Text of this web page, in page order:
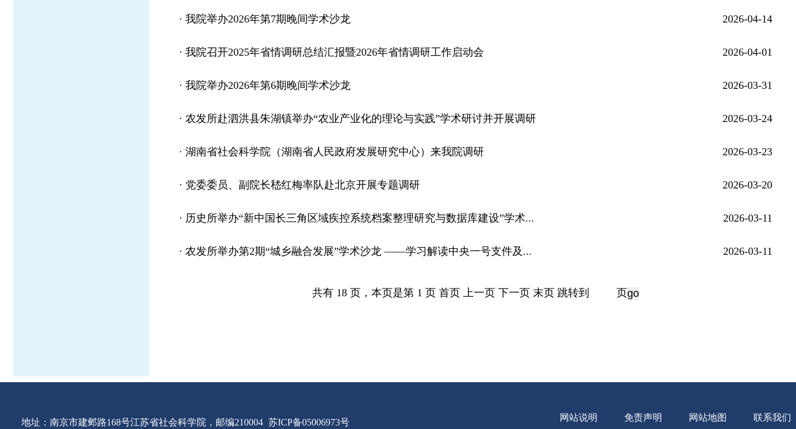
· 我院举办2026年第7期晚间学术沙龙 2026-04-14
· 我院召开2025年省情调研总结汇报暨2026年省情调研工作启动会 2026-04-01
· 我院举办2026年第6期晚间学术沙龙 2026-03-31
· 农发所赴泗洪县朱湖镇举办“农业产业化的理论与实践”学术研讨并开展调研 2026-03-24
· 湖南省社会科学院（湖南省人民政府发展研究中心）来我院调研 2026-03-23
· 党委委员、副院长嵇红梅率队赴北京开展专题调研 2026-03-20
· 历史所举办“新中国长三角区域疾控系统档案整理研究与数据库建设”学术... 2026-03-11
· 农发所举办第2期“城乡融合发展”学术沙龙 ——学习解读中央一号支件及... 2026-03-11
共有 18 页，本页是第 1 页 首页 上一页 下一页 末页 跳转到 页
地址：南京市建邺路168号江苏省社会科学院，邮编210004 苏ICP备05006973号 联系我们
网站地图
免责声明
网站说明